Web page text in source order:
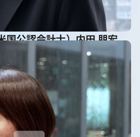
国公認会計士）内田 朋宏